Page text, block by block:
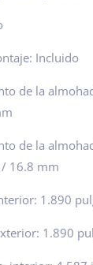
Incluido
de la
de la
16.8 mm
1.890
1.890